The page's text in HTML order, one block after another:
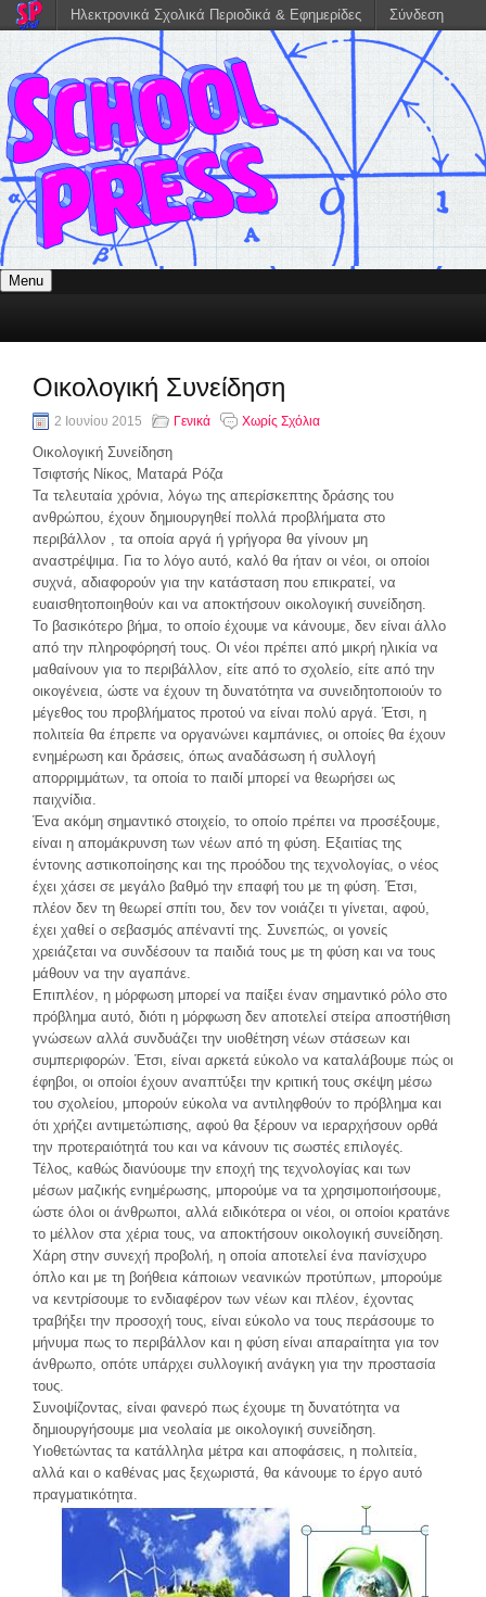
Menu
Οικολογική Συνείδηση
2 Ιουνίου 2015 Γενικά Χωρίς Σχόλια
Οικολογική Συνείδηση
Τσιφτσής Νίκος, Ματαρά Ρόζα
Τα τελευταία χρόνια, λόγω της απερίσκεπτης δράσης του
ανθρώπου, έχουν δημιουργηθεί πολλά προβλήματα στο
περιβάλλον , τα οποία αργά ή γρήγορα θα γίνουν μη
αναστρέψιμα. Για το λόγο αυτό, καλό θα ήταν οι νέοι, οι οποίοι
συχνά, αδιαφορούν για την κατάσταση που επικρατεί, να
ευαισθητοποιηθούν και να αποκτήσουν οικολογική συνείδηση.
Το βασικότερο βήμα, το οποίο έχουμε να κάνουμε, δεν είναι άλλο
από την πληροφόρησή τους. Οι νέοι πρέπει από μικρή ηλικία να
μαθαίνουν για το περιβάλλον, είτε από το σχολείο, είτε από την
οικογένεια, ώστε να έχουν τη δυνατότητα να συνειδητοποιούν το
μέγεθος του προβλήματος προτού να είναι πολύ αργά. Έτσι, η
πολιτεία θα έπρεπε να οργανώνει καμπάνιες, οι οποίες θα έχουν
ενημέρωση και δράσεις, όπως αναδάσωση ή συλλογή
απορριμμάτων, τα οποία το παιδί μπορεί να θεωρήσει ως
παιχνίδια.
Ένα ακόμη σημαντικό στοιχείο, το οποίο πρέπει να προσέξουμε,
είναι η απομάκρυνση των νέων από τη φύση. Εξαιτίας της
έντονης αστικοποίησης και της προόδου της τεχνολογίας, ο νέος
έχει χάσει σε μεγάλο βαθμό την επαφή του με τη φύση. Έτσι,
πλέον δεν τη θεωρεί σπίτι του, δεν τον νοιάζει τι γίνεται, αφού,
έχει χαθεί ο σεβασμός απέναντί της. Συνεπώς, οι γονείς
χρειάζεται να συνδέσουν τα παιδιά τους με τη φύση και να τους
μάθουν να την αγαπάνε.
Επιπλέον, η μόρφωση μπορεί να παίξει έναν σημαντικό ρόλο στο
πρόβλημα αυτό, διότι η μόρφωση δεν αποτελεί στείρα αποστήθιση
γνώσεων αλλά συνδυάζει την υιοθέτηση νέων στάσεων και
συμπεριφορών. Έτσι, είναι αρκετά εύκολο να καταλάβουμε πώς οι
έφηβοι, οι οποίοι έχουν αναπτύξει την κριτική τους σκέψη μέσω
του σχολείου, μπορούν εύκολα να αντιληφθούν το πρόβλημα και
ότι χρήζει αντιμετώπισης, αφού θα ξέρουν να ιεραρχήσουν ορθά
την προτεραιότητά του και να κάνουν τις σωστές επιλογές.
Τέλος, καθώς διανύουμε την εποχή της τεχνολογίας και των
μέσων μαζικής ενημέρωσης, μπορούμε να τα χρησιμοποιήσουμε,
ώστε όλοι οι άνθρωποι, αλλά ειδικότερα οι νέοι, οι οποίοι κρατάνε
το μέλλον στα χέρια τους, να αποκτήσουν οικολογική συνείδηση.
Χάρη στην συνεχή προβολή, η οποία αποτελεί ένα πανίσχυρο
όπλο και με τη βοήθεια κάποιων νεανικών προτύπων, μπορούμε
να κεντρίσουμε το ενδιαφέρον των νέων και πλέον, έχοντας
τραβήξει την προσοχή τους, είναι εύκολο να τους περάσουμε το
μήνυμα πως το περιβάλλον και η φύση είναι απαραίτητα για τον
άνθρωπο, οπότε υπάρχει συλλογική ανάγκη για την προστασία
τους.
Συνοψίζοντας, είναι φανερό πως έχουμε τη δυνατότητα να
δημιουργήσουμε μια νεολαία με οικολογική συνείδηση.
Υιοθετώντας τα κατάλληλα μέτρα και αποφάσεις, η πολιτεία,
αλλά και ο καθένας μας ξεχωριστά, θα κάνουμε το έργο αυτό
πραγματικότητα.
Ηλεκτρονικά Σχολικά Περιοδικά & Εφημερίδες Σύνδεση